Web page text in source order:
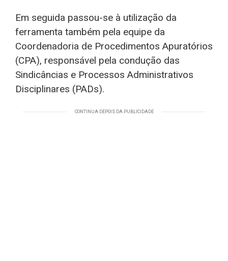
Em seguida passou-se à utilização da
ferramenta também pela equipe da
Coordenadoria de Procedimentos Apuratórios
(CPA), responsável pela condução das
Sindicâncias e Processos Administrativos
Disciplinares (PADs).
CONTINUA DEPOIS DA PUBLICIDADE